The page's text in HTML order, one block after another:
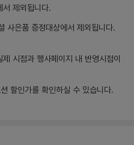
서 제외됩니다.
사은품 증정대상에서 제외됩니다.
시점과 행사페이지 내 반영시점이
할인가를 확인하실 수 있습니다.